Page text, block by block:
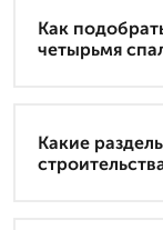
Как
четырьмя
Какие